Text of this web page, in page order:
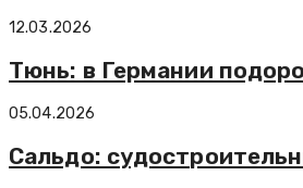
12.03.2026
Тюнь: в Германии
05.04.2026
Сальдо: